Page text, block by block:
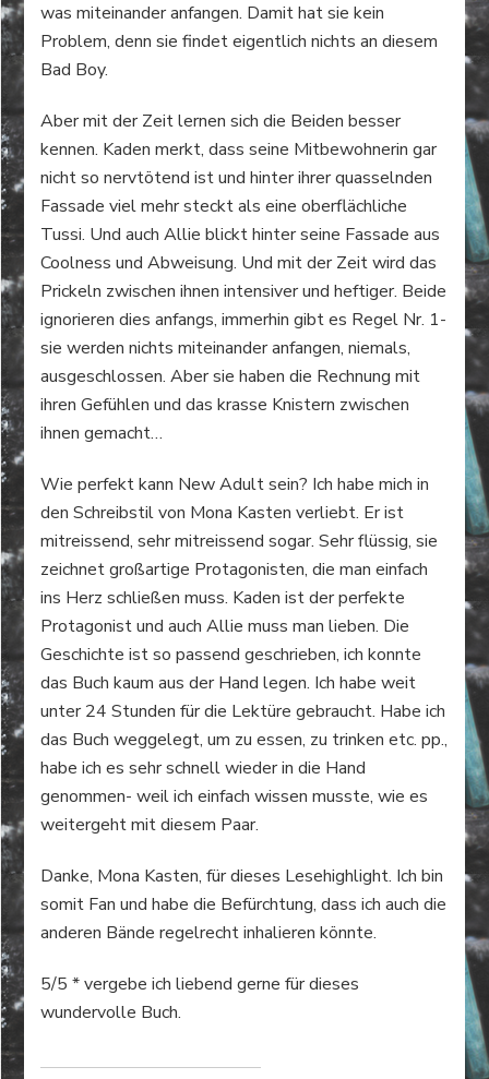
was miteinander anfangen. Damit hat sie kein
Problem, denn sie findet eigentlich nichts an diesem
Bad Boy.
Aber mit der Zeit lernen sich die Beiden besser
kennen. Kaden merkt, dass seine Mitbewohnerin gar
nicht so nervtötend ist und hinter ihrer quasselnden
Fassade viel mehr steckt als eine oberflächliche
Tussi. Und auch Allie blickt hinter seine Fassade aus
Coolness und Abweisung. Und mit der Zeit wird das
Prickeln zwischen ihnen intensiver und heftiger. Beide
ignorieren dies anfangs, immerhin gibt es Regel Nr. 1-
sie werden nichts miteinander anfangen, niemals,
ausgeschlossen. Aber sie haben die Rechnung mit
ihren Gefühlen und das krasse Knistern zwischen
ihnen gemacht…
Wie perfekt kann New Adult sein? Ich habe mich in
den Schreibstil von Mona Kasten verliebt. Er ist
mitreissend, sehr mitreissend sogar. Sehr flüssig, sie
zeichnet großartige Protagonisten, die man einfach
ins Herz schließen muss. Kaden ist der perfekte
Protagonist und auch Allie muss man lieben. Die
Geschichte ist so passend geschrieben, ich konnte
das Buch kaum aus der Hand legen. Ich habe weit
unter 24 Stunden für die Lektüre gebraucht. Habe ich
das Buch weggelegt, um zu essen, zu trinken etc. pp.,
habe ich es sehr schnell wieder in die Hand
genommen- weil ich einfach wissen musste, wie es
weitergeht mit diesem Paar.
Danke, Mona Kasten, für dieses Lesehighlight. Ich bin
somit Fan und habe die Befürchtung, dass ich auch die
anderen Bände regelrecht inhalieren könnte.
5/5 * vergebe ich liebend gerne für dieses
wundervolle Buch.